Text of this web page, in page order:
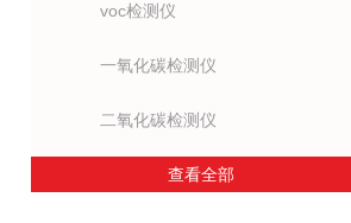
voc检测仪
一氧化碳检测仪
二氧化碳检测仪
查看全部